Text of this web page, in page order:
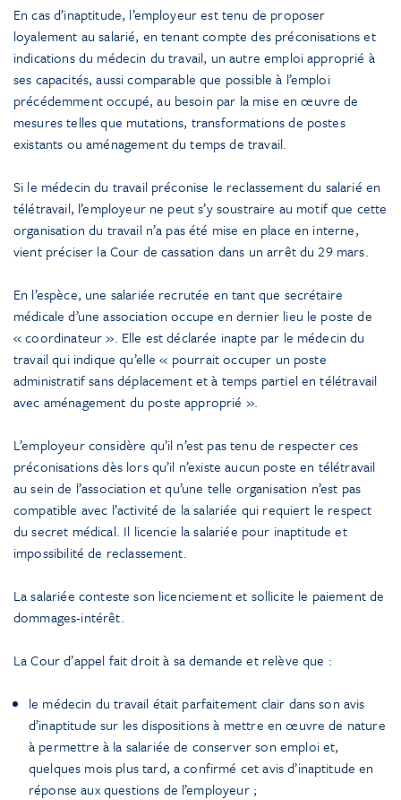
En cas d’inaptitude, l’employeur est tenu de proposer
loyalement au salarié, en tenant compte des préconisations et
indications du médecin du travail, un autre emploi approprié à
ses capacités, aussi comparable que possible à l’emploi
précédemment occupé, au besoin par la mise en œuvre de
mesures telles que mutations, transformations de postes
existants ou aménagement du temps de travail.
Si le médecin du travail préconise le reclassement du salarié en
télétravail, l’employeur ne peut s’y soustraire au motif que cette
organisation du travail n’a pas été mise en place en interne,
vient préciser la Cour de cassation dans un arrêt du 29 mars.
En l’espèce, une salariée recrutée en tant que secrétaire
médicale d’une association occupe en dernier lieu le poste de
« coordinateur ». Elle est déclarée inapte par le médecin du
travail qui indique qu’elle « pourrait occuper un poste
administratif sans déplacement et à temps partiel en télétravail
avec aménagement du poste approprié ».
L’employeur considère qu’il n’est pas tenu de respecter ces
préconisations dès lors qu’il n’existe aucun poste en télétravail
au sein de l’association et qu’une telle organisation n’est pas
compatible avec l’activité de la salariée qui requiert le respect
du secret médical. Il licencie la salariée pour inaptitude et
impossibilité de reclassement.
La salariée conteste son licenciement et sollicite le paiement de
dommages-intérêt.
La Cour d’appel fait droit à sa demande et relève que :
le médecin du travail était parfaitement clair dans son avis
d’inaptitude sur les dispositions à mettre en œuvre de nature
à permettre à la salariée de conserver son emploi et,
quelques mois plus tard, a confirmé cet avis d’inaptitude en
réponse aux questions de l’employeur ;